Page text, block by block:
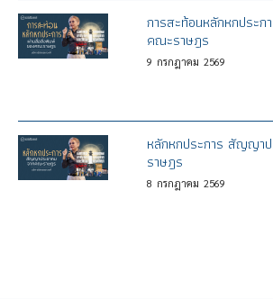
การสะท้อนหลักหกประ
คณะราษฎร
9 กรกฎาคม 2569
หลักหกประการ สัญญา
ราษฎร
8 กรกฎาคม 2569